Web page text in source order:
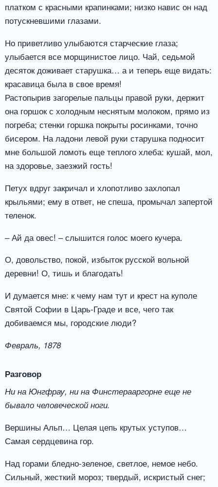
платком с красными крапинками; низко навис он над
потускневшими глазами.
Но приветливо улыбаются старческие глаза;
улыбается все морщинистое лицо. Чай, седьмой
десяток доживает старушка… а и теперь еще видать:
красавица была в свое время!
Растопырив загорелые пальцы правой руки, держит
она горшок с холодным неснятым молоком, прямо из
погреба; стенки горшка покрыты росинками, точно
бисером. На ладони левой руки старушка подносит
мне большой ломоть еще теплого хлеба: кушай, мол,
на здоровье, заезжий гость!
Петух вдруг закричал и хлопотливо захлопал
крыльями; ему в ответ, не спеша, промычал запертой
теленок.
– Ай да овес! – слышится голос моего кучера.
О, довольство, покой, избыток русской вольной
деревни! О, тишь и благодать!
И думается мне: к чему нам тут и крест на куполе
Святой Софии в Царь-Граде и все, чего так
добиваемся мы, городские люди?
Февраль, 1878
Разговор
Ни на Юнгфрау, ни на Финстерааргорне еще не
бывало человеческой ноги.
Вершины Альп… Целая цепь крутых уступов…
Самая сердцевина гор.
Над горами бледно-зеленое, светлое, немое небо.
Сильный, жесткий мороз; твердый, искристый снег;